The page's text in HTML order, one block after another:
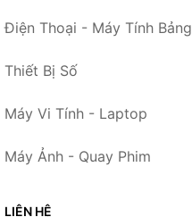
Điện Thoại - Máy Tính Bảng
Thiết Bị Số
Máy Vi Tính - Laptop
Máy Ảnh - Quay Phim
LIÊN HỆ